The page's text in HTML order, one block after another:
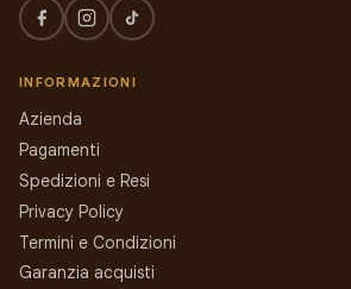
INFORMAZIONI
Azienda
Pagamenti
Spedizioni e Resi
Privacy Policy
Termini e Condizioni
Garanzia acquisti